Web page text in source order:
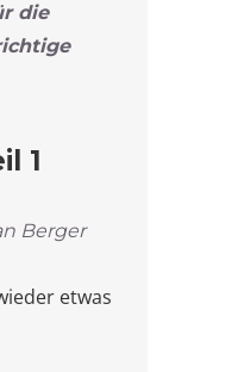
die
1
Berger
etwas